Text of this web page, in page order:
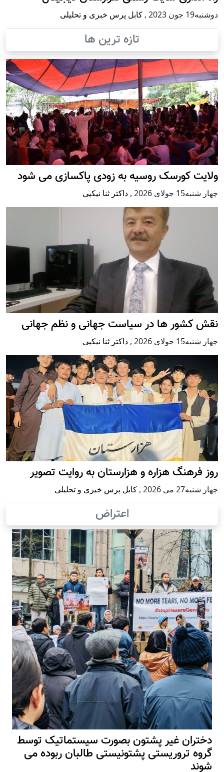
دوشنبه19 جون 2023 , کابل پرس خبری و تحلیلی
تازه ترین ها
ولایت کورسک روسیه به زودی پاکسازی می شود
چهار شنبه15 جولای 2026 , داکتر ثنا نیکپی
نقش کشور ها در سیاست جهانی و نظم جهانی
چهار شنبه15 جولای 2026 , داکتر ثنا نیکپی
روز فرهنگ هزاره و هزارستان به روایت تصویر
چهار شنبه27 می 2026 , کابل پرس خبری و تحلیلی
اعتراض
دختران غیر پشتون بصورت سیستماتیک توسط
گروه تروریستی پشتونیستی طالبان ربوده می
شوند